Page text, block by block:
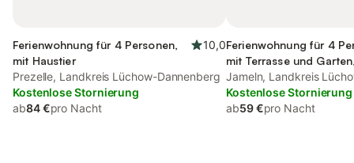
Ferienwohnung für 4 Personen,
mit Haustier
10,0
Prezelle, Landkreis Lüchow-Dannenberg
Kostenlose Stornierung
ab84 €pro Nacht
Ferienwohnung für 4
mit Terrasse und
Haustier
Jameln, Landkreis
Kostenlose Stornierung
ab59 €pro Nacht